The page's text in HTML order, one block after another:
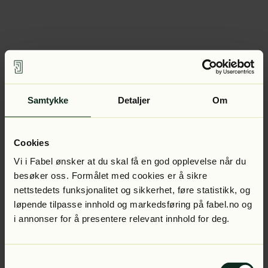
Samtykke Detaljer Om
Cookies
Vi i Fabel ønsker at du skal få en god opplevelse når du
besøker oss. Formålet med cookies er å sikre
nettstedets funksjonalitet og sikkerhet, føre statistikk, og
løpende tilpasse innhold og markedsføring på fabel.no og
i annonser for å presentere relevant innhold for deg.